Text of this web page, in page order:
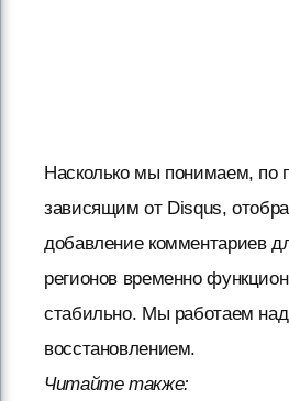
Насколько мы понимаем, по
зависящим от Disqus,
добавление комментариев
регионов временно
стабильно. Мы работаем над
восстановлением.
Читайте также: